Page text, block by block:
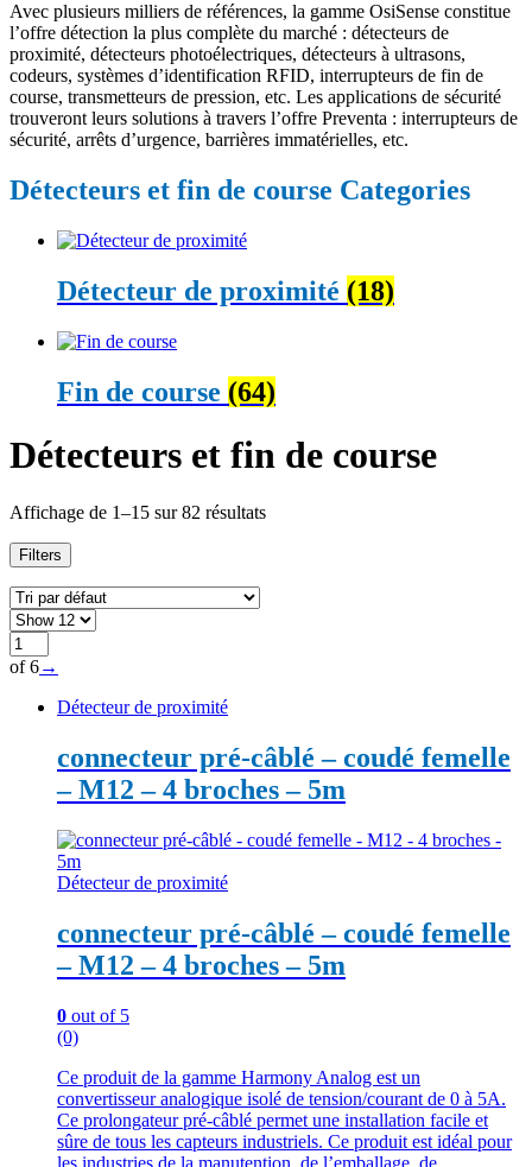
Avec plusieurs milliers de références, la gamme OsiSense constitue
l’offre détection la plus complète du marché : détecteurs de
proximité, détecteurs photoélectriques, détecteurs à ultrasons,
codeurs, systèmes d’identification RFID, interrupteurs de fin de
course, transmetteurs de pression, etc. Les applications de sécurité
trouveront leurs solutions à travers l’offre Preventa : interrupteurs de
sécurité, arrêts d’urgence, barrières immatérielles, etc.
Détecteurs et fin de course Categories
Détecteur de proximité (18)
Fin de course (64)
Détecteurs et fin de course
Affichage de 1–15 sur 82 résultats
Filters
of 6→
Détecteur de proximité
connecteur pré-câblé – coudé femelle
– M12 – 4 broches – 5m
Détecteur de proximité
connecteur pré-câblé – coudé femelle
– M12 – 4 broches – 5m
0 out of 5
(0)
Ce produit de la gamme Harmony Analog est un
convertisseur analogique isolé de tension/courant de 0 à 5A.
Ce prolongateur pré-câblé permet une installation facile et
sûre de tous les capteurs industriels. Ce produit est idéal pour
les industries de la manutention, de l’emballage, de